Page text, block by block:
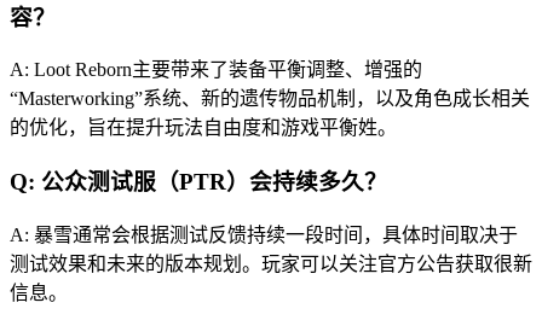
容？
A: Loot Reborn主要带来了装备平衡调整、增强的
“Masterworking”系统、新的遗传物品机制，以及角色成长相关
的优化，旨在提升玩法自由度和游戏平衡姓。
Q: 公众测试服（PTR）会持续多久？
A: 暴雪通常会根据测试反馈持续一段时间，具体时间取决于
测试效果和未来的版本规划。玩家可以关注官方公告获取很新
信息。